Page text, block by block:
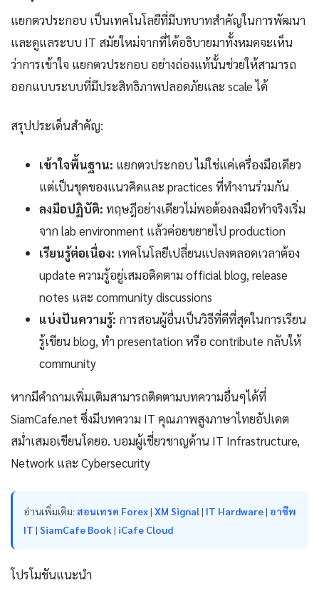
แยกตวประกอบ เป็นเทคโนโลยีที่มีบทบาทสำคัญในการพัฒนา
และดูแลระบบ IT สมัยใหม่จากที่ได้อธิบายมาทั้งหมดจะเห็น
ว่าการเข้าใจ แยกตวประกอบ อย่างถ่องแท้นั้นช่วยให้สามารถ
ออกแบบระบบที่มีประสิทธิภาพปลอดภัยและ scale ได้
สรุปประเด็นสำคัญ:
เข้าใจพื้นฐาน: แยกตวประกอบ ไม่ใช่แค่เครื่องมือเดียว
แต่เป็นชุดของแนวคิดและ practices ที่ทำงานร่วมกัน
ลงมือปฏิบัติ: ทฤษฎีอย่างเดียวไม่พอต้องลงมือทำจริงเริ่ม
จาก lab environment แล้วค่อยขยายไป production
เรียนรู้ต่อเนื่อง: เทคโนโลยีเปลี่ยนแปลงตลอดเวลาต้อง
update ความรู้อยู่เสมอติดตาม official blog, release
notes และ community discussions
แบ่งปันความรู้: การสอนผู้อื่นเป็นวิธีที่ดีที่สุดในการเรียน
รู้เขียน blog, ทำ presentation หรือ contribute กลับให้
community
หากมีคำถามเพิ่มเติมสามารถติดตามบทความอื่นๆได้ที่
SiamCafe.net ซึ่งมีบทความ IT คุณภาพสูงภาษาไทยอัปเดต
สม่ำเสมอเขียนโดยอ. บอมผู้เชี่ยวชาญด้าน IT Infrastructure,
Network และ Cybersecurity
อ่านเพิ่มเติม: สอนเทรด Forex| XM Signal| IT Hardware| อาชีพ
IT | SiamCafe Book | iCafe Cloud
โปรโมชันแนะนำ